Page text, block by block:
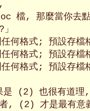
檔, 那麼當你去
格式; 預設存檔
格式; 預設存檔
何格式; 預設存檔
(2) 也很有道理,
者, (2) 才是最有意